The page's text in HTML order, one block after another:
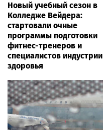
Новый учебный сезон в
Колледже Вейдера:
стартовали очные
программы подготовки
фитнес-тренеров и
специалистов индустрии
здоровья